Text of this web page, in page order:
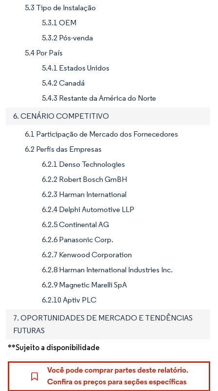
5.3 Tipo de Instalação
5.3.1 OEM
5.3.2 Pós-venda
5.4 Por País
5.4.1 Estados Unidos
5.4.2 Canadá
5.4.3 Restante da América do Norte
6. CENÁRIO COMPETITIVO
6.1 Participação de Mercado dos Fornecedores
6.2 Perfis das Empresas
6.2.1 Denso Technologies
6.2.2 Robert Bosch GmBH
6.2.3 Harman International
6.2.4 Delphi Automotive LLP
6.2.5 Continental AG
6.2.6 Panasonic Corp.
6.2.7 Kenwood Corporation
6.2.8 Harman International Industries Inc.
6.2.9 Magnetic Marelli SpA
6.2.10 Aptiv PLC
7. OPORTUNIDADES DE MERCADO E TENDÊNCIAS
FUTURAS
**Sujeito a disponibilidade